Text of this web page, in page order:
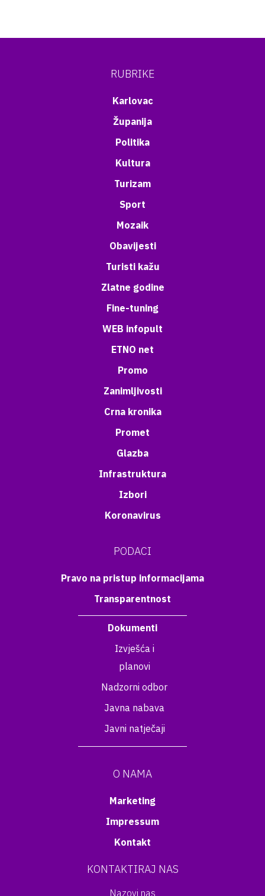
RUBRIKE
Karlovac
Županija
Politika
Kultura
Turizam
Sport
Mozaik
Obavijesti
Turisti kažu
Zlatne godine
Fine-tuning
WEB infopult
ETNO net
Promo
Zanimljivosti
Crna kronika
Promet
Glazba
Infrastruktura
Izbori
Koronavirus
PODACI
Pravo na pristup informacijama
Transparentnost
Dokumenti
Izvješća i
planovi
Nadzorni odbor
Javna nabava
Javni natječaji
O NAMA
Marketing
Impressum
Kontakt
KONTAKTIRAJ NAS
Nazovi nas